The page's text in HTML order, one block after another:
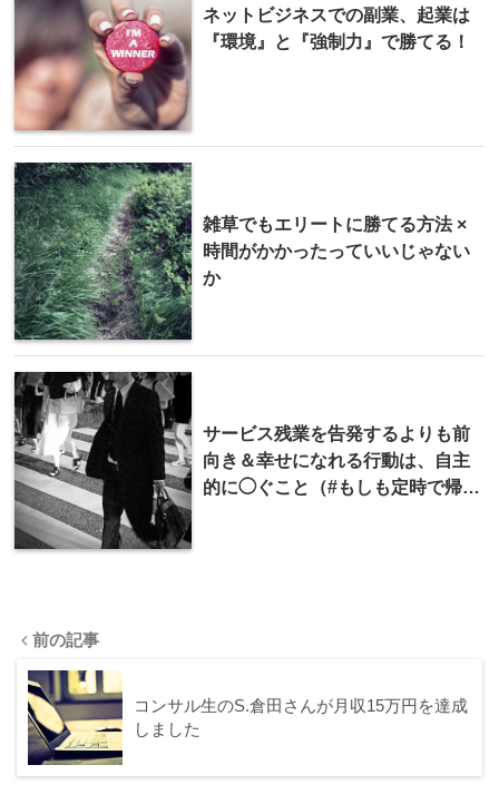
ネットビジネスでの副業、起業は
『環境』と『強制力』で勝てる！
雑草でもエリートに勝てる方法 ×
時間がかかったっていいじゃない
か
サービス残業を告発するよりも前
向き＆幸せになれる行動は、自主
的に◯ぐこと（#もしも定時で帰れ
前の記事
コンサル生のS.倉田さんが月収15万円を達成
しました